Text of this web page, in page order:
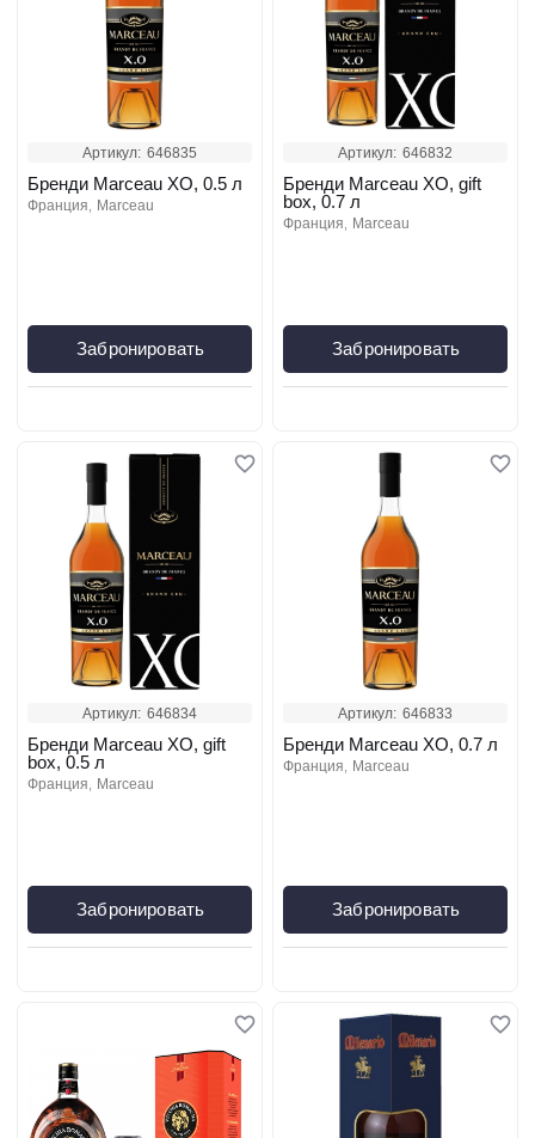
Артикул: 646835
Бренди Marceau XO, 0.5 л
франция marceau
Забронировать
Артикул: 646832
Бренди Marceau XO, gift
box, 0.7 л
франция marceau
Забронировать
Артикул: 646834
Бренди Marceau XO, gift
box, 0.5 л
франция marceau
Забронировать
Артикул: 646833
Бренди Marceau XO, 0.7 л
франция marceau
Забронировать